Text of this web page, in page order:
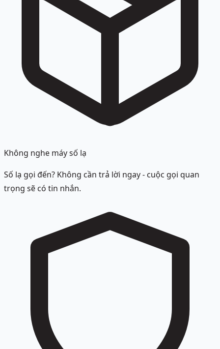
Không nghe máy số lạ
Số lạ gọi đến? Không cần trả lời ngay - cuộc gọi quan
trọng sẽ có tin nhắn.